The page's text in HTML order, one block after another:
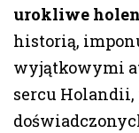
urokliwe
historią,
wyjątkowymi
sercu Holandii,